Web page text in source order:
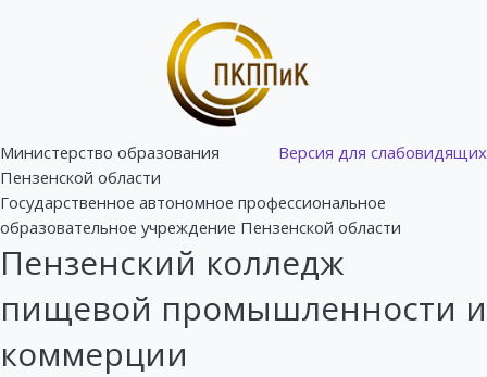
Версия для слабовидящих
Министерство образования
Пензенской области
Государственное автономное профессиональное
образовательное учреждение Пензенской области
Пензенский колледж
пищевой промышленности и
коммерции